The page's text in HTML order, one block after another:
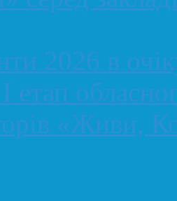
2026 в
етап
«Живи,